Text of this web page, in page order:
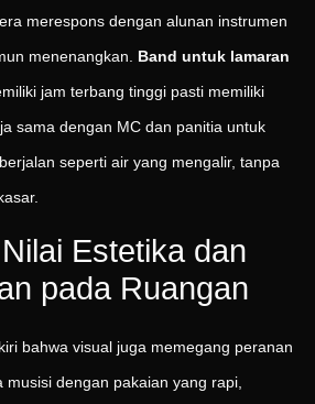
merespons dengan alunan instrumen
menenangkan. Band untuk lamaran
jam terbang tinggi pasti memiliki
sama dengan MC dan panitia untuk
seperti air yang mengalir, tanpa
Estetika dan
pada Ruangan
bahwa visual juga memegang peranan
dengan pakaian yang rapi,